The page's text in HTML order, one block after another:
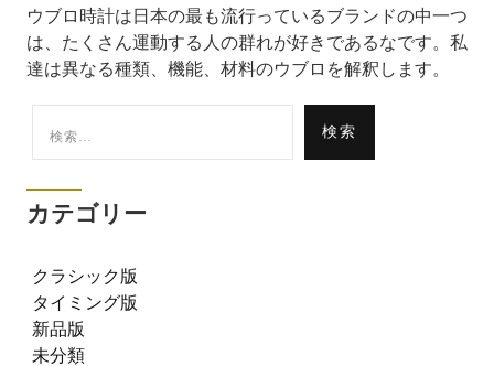
ウブロ時計は日本の最も流行っているブランドの中一つ
は、たくさん運動する人の群れが好きであるなです。私
達は異なる種類、機能、材料のウブロを解釈します。
索:
カテゴリー
クラシック版
タイミング版
新品版
未分類